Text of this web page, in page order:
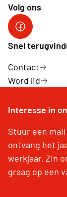
Volg ons
facebook site
Snel
Contact
Word lid
Interesse in
Stuur een
ontvang het
werkjaar. Zin
graag op een